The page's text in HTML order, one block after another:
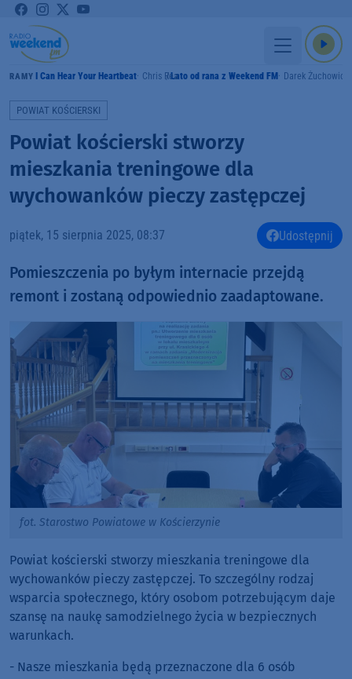
GRAMY I Can Hear Your Heartbeat Chris ReaLato od rana z Weekend FM Darek Żuchowicz
POWIAT KOŚCIERSKI
Powiat kościerski stworzy
mieszkania treningowe dla
wychowanków pieczy zastępczej
piątek, 15 sierpnia 2025, 08:37 Udostępnij
Pomieszczenia po byłym internacie przejdą
remont i zostaną odpowiednio zaadaptowane.
fot. Starostwo Powiatowe w Kościerzynie
Powiat kościerski stworzy mieszkania treningowe dla
wychowanków pieczy zastępczej. To szczególny rodzaj
wsparcia społecznego, który osobom potrzebującym daje
szansę na naukę samodzielnego życia w bezpiecznych
warunkach.
- Nasze mieszkania będą przeznaczone dla 6 osób